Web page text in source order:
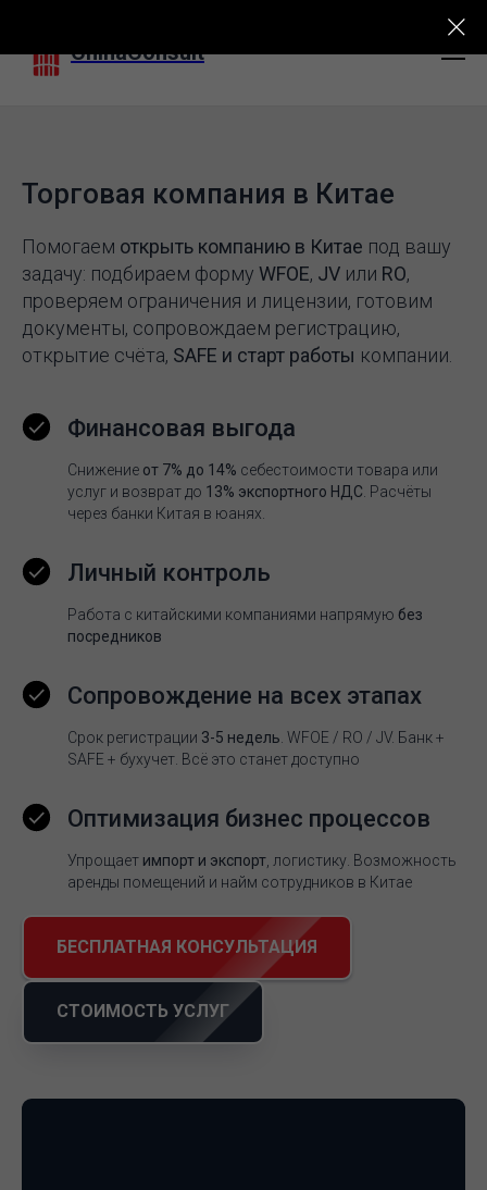
ChinaConsult
Торговая компания в Китае
Помогаем открыть компанию в Китае под вашу
задачу: подбираем форму WFOE, JV или RO,
проверяем ограничения и лицензии, готовим
документы, сопровождаем регистрацию,
открытие счёта, SAFE и старт работы компании.
Финансовая выгода
Снижение от 7% до 14% себестоимости товара или
услуг и возврат до 13% экспортного НДС . Расчёты
через банки Китая в юанях.
Личный контроль
Работа с китайскими компаниями напрямую без
посредников
Сопровождение на всех этапах
Срок регистрации 3-5 недель . WFOE / RO / JV. Банк +
SAFE + бухучет. Всё это станет доступно
Оптимизация бизнес процессов
Упрощает импорт и экспорт , логистику. Возможность
аренды помещений и найм сотрудников в Китае
БЕСПЛАТНАЯ КОНСУЛЬТАЦИЯ
СТОИМОСТЬ УСЛУГ